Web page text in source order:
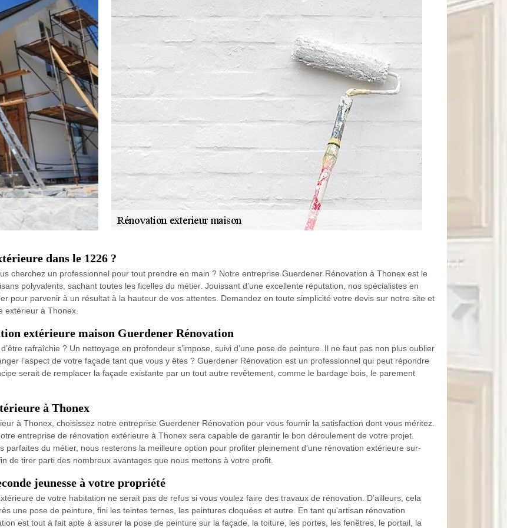
dans le 1226 ?
cherchez un professionnel pour tout prendre en main ? Notre entreprise Guerdener Rénovation à Thonex est le
polyvalents, sachant toutes les ficelles du métier. Jouissant d’une excellente réputation, nos spécialistes en
pour parvenir à un résultat à la hauteur de vos attentes. Demandez en toute simplicité votre devis sur notre site et
extérieur à Thonex.
extérieure maison Guerdener Rénovation
rafraîchie ? Un nettoyage en profondeur s’impose, suivi d’une pose de peinture. Il ne faut pas non plus oublier
l’aspect de votre façade tant que vous y êtes ? Guerdener Rénovation est un professionnel qui peut répondre
serait de remplacer la façade existante par un tout autre revêtement, comme le bardage bois, le parement
à Thonex
à Thonex, choisissez notre entreprise Guerdener Rénovation pour vous fournir la satisfaction dont vous méritez.
entreprise de rénovation extérieure à Thonex sera capable de garantir le bon déroulement de votre projet.
du métier, nous resterons la meilleure option pour profiter pleinement d’une rénovation extérieure sur-
de tirer parti des nombreux avantages que nous mettons à votre profit.
jeunesse à votre propriété
de votre habitation ne serait pas de refus si vous voulez faire des travaux de rénovation. D’ailleurs, cela
une pose de peinture, fini les teintes ternes, les peintures cloquées et autre. En tant qu’artisan rénovation
est tout à fait apte à assurer la pose de peinture sur la façade, la toiture, les portes, les fenêtres, le portail, la